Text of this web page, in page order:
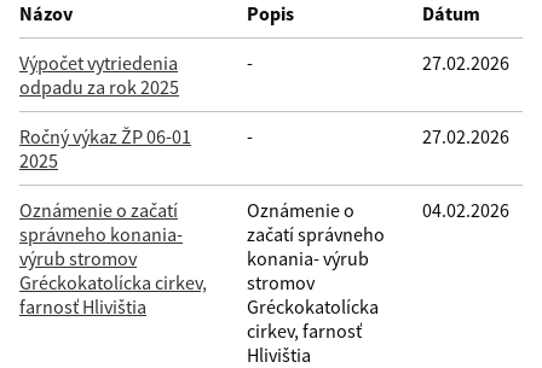
Filtrovať
Názov Popis Dátum
Výpočet vytriedenia
odpadu za rok 2025
- 27.02.2026
Ročný výkaz ŽP 06-01
2025
- 27.02.2026
Oznámenie o začatí
správneho konania-
výrub stromov
Gréckokatolícka cirkev,
farnosť Hlivištia
Oznámenie o
začatí správneho
konania- výrub
stromov
Gréckokatolícka
cirkev, farnosť
Hlivištia
04.02.2026